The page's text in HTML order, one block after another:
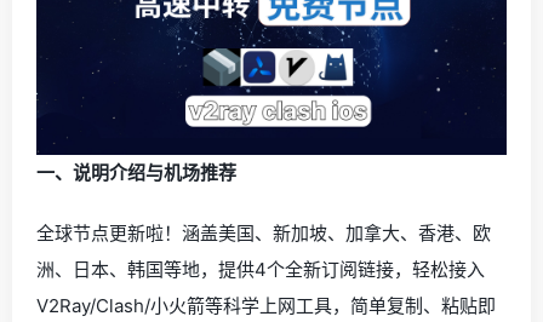
一、说明介绍与机场推荐
全球节点更新啦！涵盖美国、新加坡、加拿大、香港、欧
洲、日本、韩国等地，提供4个全新订阅链接，轻松接入
V2Ray/Clash/小火箭等科学上网工具，简单复制、粘贴即